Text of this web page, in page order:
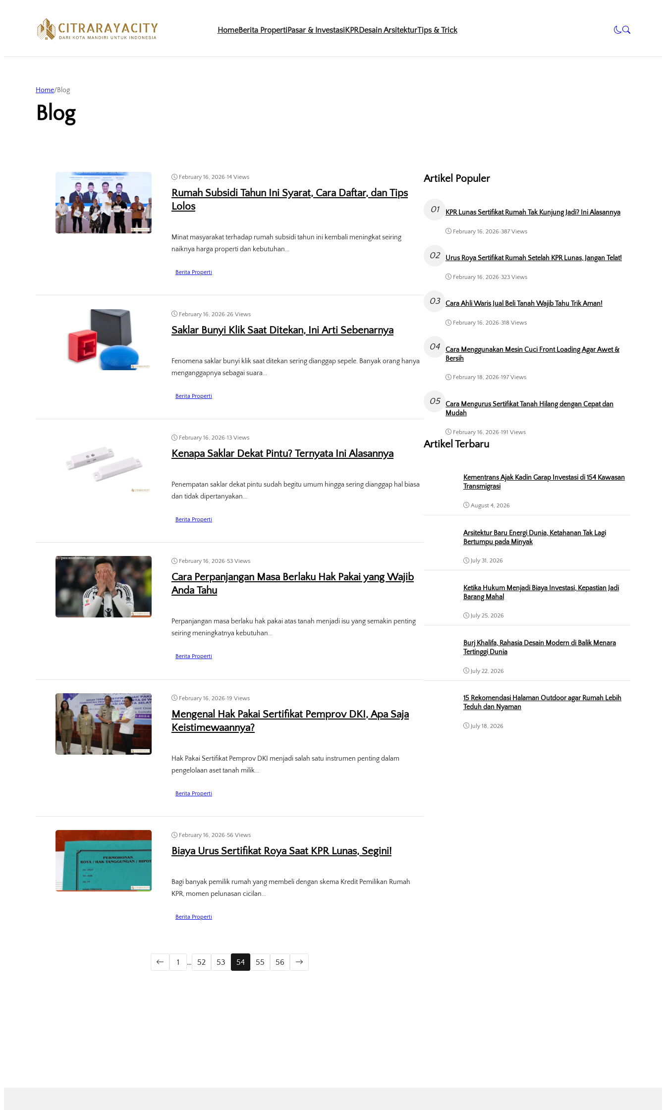
HomeBerita PropertiPasar & InvestasiKPRDesain ArsitekturTips & Trick
Home/Blog
Blog
February 16, 2026•14 Views
Rumah Subsidi Tahun Ini Syarat, Cara Daftar, dan Tips
Lolos
Minat masyarakat terhadap rumah subsidi tahun ini kembali meningkat seiring
naiknya harga properti dan kebutuhan...
Berita Properti
February 16, 2026•26 Views
Saklar Bunyi Klik Saat Ditekan, Ini Arti Sebenarnya
Fenomena saklar bunyi klik saat ditekan sering dianggap sepele. Banyak orang hanya
menganggapnya sebagai suara...
Berita Properti
February 16, 2026•13 Views
Kenapa Saklar Dekat Pintu? Ternyata Ini Alasannya
Penempatan saklar dekat pintu sudah begitu umum hingga sering dianggap hal biasa
dan tidak dipertanyakan...
Berita Properti
February 16, 2026•53 Views
Cara Perpanjangan Masa Berlaku Hak Pakai yang Wajib
Anda Tahu
Perpanjangan masa berlaku hak pakai atas tanah menjadi isu yang semakin penting
seiring meningkatnya kebutuhan...
Berita Properti
February 16, 2026•19 Views
Mengenal Hak Pakai Sertifikat Pemprov DKI, Apa Saja
Keistimewaannya?
Hak Pakai Sertifikat Pemprov DKI menjadi salah satu instrumen penting dalam
pengelolaan aset tanah milik...
Berita Properti
February 16, 2026•56 Views
Biaya Urus Sertifikat Roya Saat KPR Lunas, Segini!
Bagi banyak pemilik rumah yang membeli dengan skema Kredit Pemilikan Rumah
KPR, momen pelunasan cicilan...
Berita Properti
1 … 52 53 54 55 56
Artikel Populer
01 KPR Lunas Sertifikat Rumah Tak Kunjung Jadi? Ini Alasannya
February 16, 2026•387 Views
02 Urus Roya Sertifikat Rumah Setelah KPR Lunas, Jangan Telat!
February 16, 2026•323 Views
03 Cara Ahli Waris Jual Beli Tanah Wajib Tahu Trik Aman!
February 16, 2026•318 Views
04
Cara Menggunakan Mesin Cuci Front Loading Agar Awet &
Bersih
February 18, 2026•197 Views
05
Cara Mengurus Sertifikat Tanah Hilang dengan Cepat dan
Mudah
February 16, 2026•191 Views
Artikel Terbaru
Kementrans Ajak Kadin Garap Investasi di 154 Kawasan
Transmigrasi
August 4, 2026
Arsitektur Baru Energi Dunia, Ketahanan Tak Lagi
Bertumpu pada Minyak
July 31, 2026
Ketika Hukum Menjadi Biaya Investasi, Kepastian Jadi
Barang Mahal
July 25, 2026
Burj Khalifa, Rahasia Desain Modern di Balik Menara
Tertinggi Dunia
July 22, 2026
15 Rekomendasi Halaman Outdoor agar Rumah Lebih
Teduh dan Nyaman
July 18, 2026